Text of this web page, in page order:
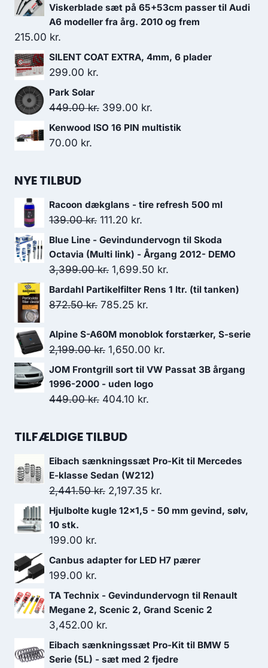
Viskerblade sæt på 65+53cm passer til Audi
A6 modeller fra årg. 2010 og frem
215.00 kr.
SILENT COAT EXTRA, 4mm, 6 plader
299.00 kr.
Park Solar
449.00kr. Den
oprindelige
399.00 kr.
aktuelle
Kenwood ISO 16 PIN multistik
70.00 kr.
NYE TILBUD
Racoon dækglans - tire refresh 500 ml
139.00kr. Den
oprindelige
pris
var:
139.00 kr..
111.20 kr.
aktuelle
pris
er:
111.20 kr..
Blue Line - Gevindundervogn til Skoda
Octavia (Multi link) - Årgang 2012- DEMO
3,399.00kr. Den
oprindelige
pris
3,399.00 kr..
1,699.50 kr.
aktuelle
1,699.50 kr..
Bardahl Partikelfilter Rens 1 ltr. (til tanken)
872.50kr. Den
pris
var:
872.50 kr..
785.25 kr.
pris
er:
785.25 kr..
Alpine S-A60M monoblok forstærker, S-serie
2,199.00kr. Den
oprindelige
pris
var:
1,650.00 kr.
aktuelle
JOM Frontgrill sort til VW Passat 3B årgang
1996-2000 - uden logo
449.00kr. Den
pris
449.00 kr..
404.10 kr.
404.10 kr..
TILFÆLDIGE TILBUD
Eibach sænkningssæt Pro-Kit til Mercedes
E-klasse Sedan (W212)
2,441.50kr. Den
oprindelige
2,441.50 kr..
2,197.35 kr.
aktuelle
2,197.35 kr..
Hjulbolte kugle 12x1,5 - 50 mm gevind, sølv,
10 stk.
199.00 kr.
Canbus adapter for LED H7 pærer
199.00 kr.
TA Technix - Gevindundervogn til Renault
Megane 2, Scenic 2, Grand Scenic 2
3,452.00 kr.
Eibach sænkningssæt Pro-Kit til BMW 5
Serie (5L) - sæt med 2 fjedre